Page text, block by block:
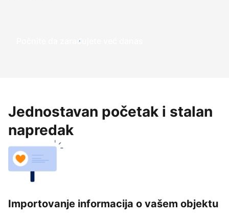
Počnite da zarađujete već danas
Jednostavan početak i stalan
napredak
Importovanje informacija o vašem objektu